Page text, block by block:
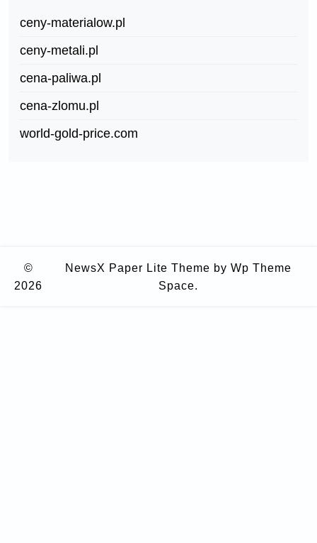
ceny-materialow.pl
ceny-metali.pl
cena-paliwa.pl
cena-zlomu.pl
world-gold-price.com
©
2026
NewsX Paper Lite Theme by Wp Theme
Space.